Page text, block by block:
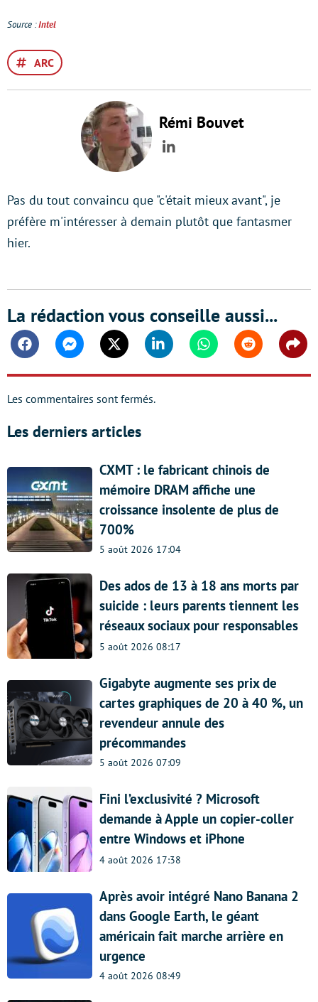
Source :Intel
ARC
Rémi Bouvet
LinkedIn
Pas du tout convaincu que "c'était mieux avant", je
préfère m'intéresser à demain plutôt que fantasmer
hier.
La rédaction vous conseille aussi...
FacebookMessengerTwitter Linkedin WhatsappReddit
Les commentaires sont fermés.
Les derniers articles
CXMT : le fabricant chinois de
mémoire DRAM affiche une
croissance insolente de plus de
700%
5 août 2026 17:04
Des ados de 13 à 18 ans morts par
suicide : leurs parents tiennent les
réseaux sociaux pour responsables
5 août 2026 08:17
Gigabyte augmente ses prix de
cartes graphiques de 20 à 40 %, un
revendeur annule des
précommandes
5 août 2026 07:09
Fini l’exclusivité ? Microsoft
demande à Apple un copier-coller
entre Windows et iPhone
4 août 2026 17:38
Après avoir intégré Nano Banana 2
dans Google Earth, le géant
américain fait marche arrière en
urgence
4 août 2026 08:49